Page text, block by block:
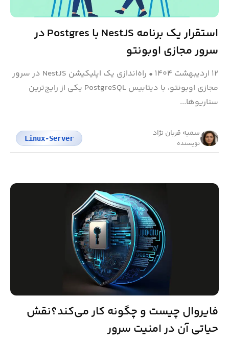
استقرار یک برنامه NestJS با Postgres در
سرور مجازی اوبونتو
۱۲ اردیبهشت ۱۴۰۴ •
راه‌اندازی یک اپلیکیشن NestJS در سرور
مجازی اوبونتو، با دیتابیس PostgreSQL یکی از رایج‌ترین
سناریوها...
سمیه قربان نژاد
نویسنده
Linux-Server
فایروال چیست و چگونه کار می‌کند؟نقش
حیاتی آن در امنیت سرور